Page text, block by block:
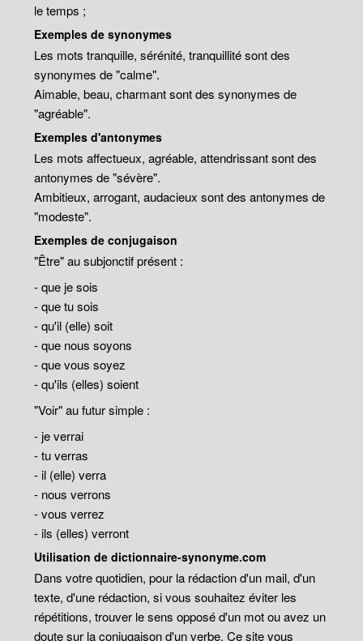
le temps ;
Exemples de synonymes
Les mots tranquille, sérénité, tranquillité sont des
synonymes de "calme".
Aimable, beau, charmant sont des synonymes de
"agréable".
Exemples d'antonymes
Les mots affectueux, agréable, attendrissant sont des
antonymes de "sévère".
Ambitieux, arrogant, audacieux sont des antonymes de
"modeste".
Exemples de conjugaison
"Être" au subjonctif présent :
- que je sois
- que tu sois
- qu'il (elle) soit
- que nous soyons
- que vous soyez
- qu'ils (elles) soient
"Voir" au futur simple :
- je verrai
- tu verras
- il (elle) verra
- nous verrons
- vous verrez
- ils (elles) verront
Utilisation de dictionnaire-synonyme.com
Dans votre quotidien, pour la rédaction d'un mail, d'un
texte, d'une rédaction, si vous souhaitez éviter les
répétitions, trouver le sens opposé d'un mot ou avez un
doute sur la conjugaison d'un verbe. Ce site vous